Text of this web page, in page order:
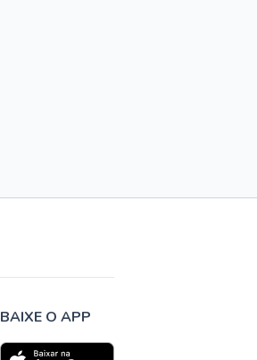
BAIXE O APP